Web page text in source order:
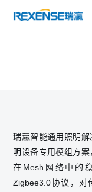
瑞瀛智能通用照明
明设备专用模组方
在Mesh网络中的
Zigbee3.0协议，